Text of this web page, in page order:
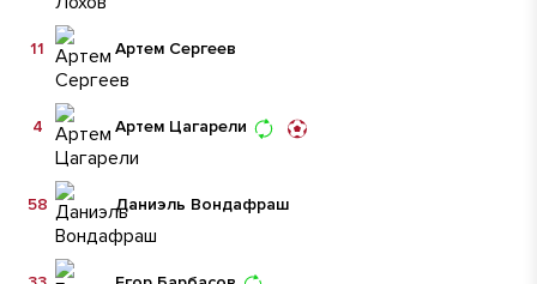
Артем Сергеев
11
Артем Цагарели
4
Даниэль Вондафраш
58